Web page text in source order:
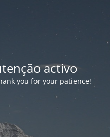
activo
you for your patience!